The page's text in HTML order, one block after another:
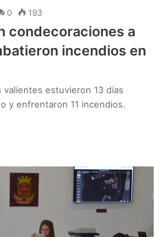
0 193
condecoraciones a
incendios en
estuvieron 13 días
y enfrentaron 11 incendios.